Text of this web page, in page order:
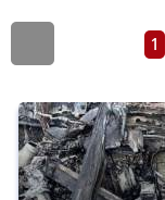
1